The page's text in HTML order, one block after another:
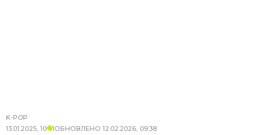
K-POP
13.01.2025, 10:01ОБНОВЛЕНО 12.02.2026, 09:38